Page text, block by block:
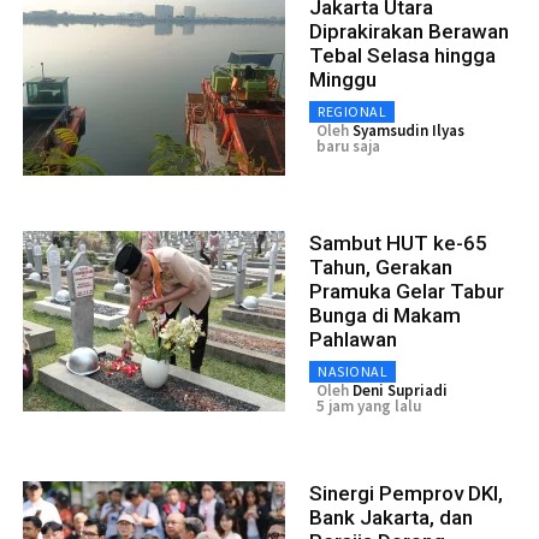
Jakarta Utara
Diprakirakan Berawan
Tebal Selasa hingga
Minggu
REGIONAL
OlehSyamsudin Ilyas
baru saja
Sambut HUT ke-65
Tahun, Gerakan
Pramuka Gelar Tabur
Bunga di Makam
Pahlawan
NASIONAL
Oleh Deni Supriadi
5 jam yang lalu
Sinergi Pemprov DKI,
Bank Jakarta, dan